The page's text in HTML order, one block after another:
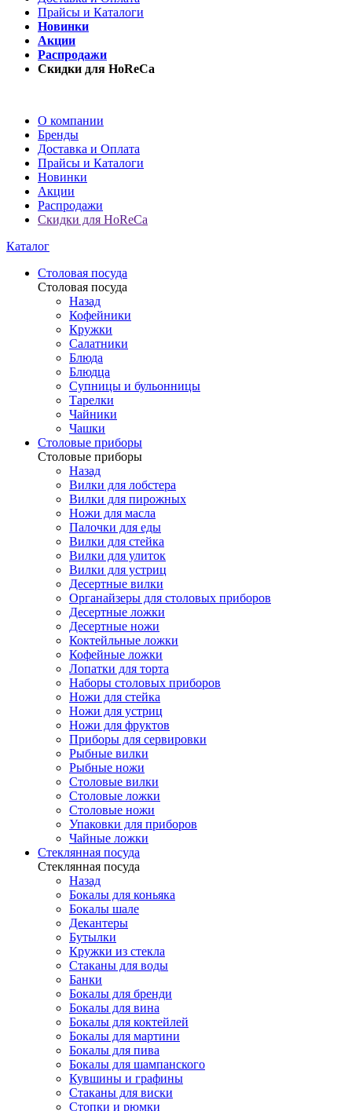
Прайсы и Каталоги
Новинки
Акции
Распродажи
Скидки для HoReCa
О компании
Бренды
Доставка и Оплата
Прайсы и Каталоги
Новинки
Акции
Распродажи
Скидки для HoReCa
Каталог
Столовая посуда
Столовая посуда
Назад
Кофейники
Кружки
Салатники
Блюда
Блюдца
Супницы и бульонницы
Тарелки
Чайники
Чашки
Cтоловые приборы
Cтоловые приборы
Назад
Вилки для лобстера
Вилки для пирожных
Ножи для масла
Палочки для еды
Вилки для стейка
Вилки для улиток
Вилки для устриц
Десертные вилки
Органайзеры для столовых приборов
Десертные ложки
Десертные ножи
Коктейльные ложки
Кофейные ложки
Лопатки для торта
Наборы столовых приборов
Ножи для стейка
Ножи для устриц
Ножи для фруктов
Приборы для сервировки
Рыбные вилки
Рыбные ножи
Столовые вилки
Столовые ложки
Столовые ножи
Упаковки для приборов
Чайные ложки
Стеклянная посуда
Стеклянная посуда
Назад
Бокалы для коньяка
Бокалы шале
Декантеры
Бутылки
Кружки из стекла
Стаканы для воды
Банки
Бокалы для бренди
Бокалы для вина
Бокалы для коктейлей
Бокалы для мартини
Бокалы для пива
Бокалы для шампанского
Кувшины и графины
Стаканы для виски
Стопки и рюмки